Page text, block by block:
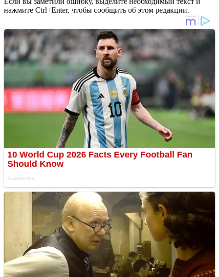
нажмите Ctrl+Enter, чтобы сообщить об этом редакции.